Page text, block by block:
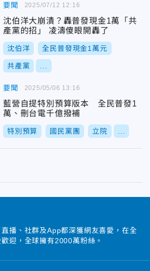
要聞
沈伯洋大崩潰？轟普發現金1萬「共
產黨的招」 凌濤傻眼開轟了
沈伯洋 全民普發現金1萬元
共產黨
2025/07/12 12:16
要聞
藍營自提特別預算版本 全民普發1
萬、刪台電千億撥補
特別預算 國民黨團 立院
2025/05/06 13:16
播、社群及App都深獲網友喜愛，在全
迎，全球擁有2000萬粉絲。